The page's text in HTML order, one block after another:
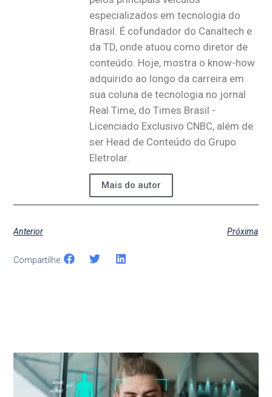
especializados em tecnologia do
Brasil. É cofundador do Canaltech e
da TD, onde atuou como diretor de
conteúdo. Hoje, mostra o know-how
adquirido ao longo da carreira em
sua coluna de tecnologia no jornal
Real Time, do Times Brasil -
Licenciado Exclusivo CNBC, além de
ser Head de Conteúdo do Grupo
Eletrolar.
Mais do autor
Anterior Próxima
Compartilhe:
Últimas Notícias